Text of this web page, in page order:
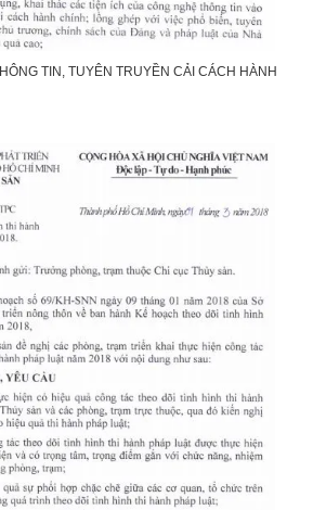
TIN, TUYÊN TRUYỀN CẢI CÁCH HÀNH